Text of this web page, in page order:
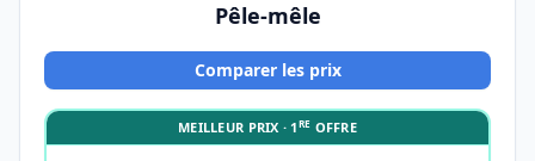
Pêle-mêle
Comparer les prix
MEILLEUR PRIX · 1RE OFFRE